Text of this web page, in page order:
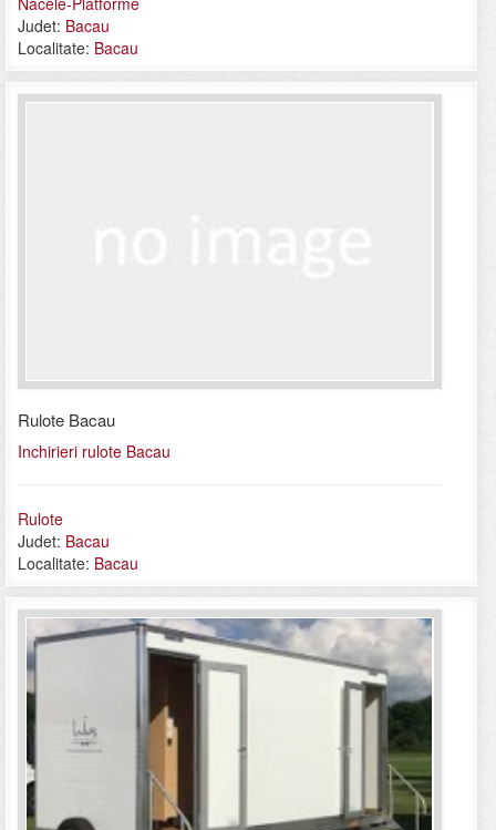
Judet: Bacau
Localitate: Bacau
Rulote Bacau
Inchirieri rulote Bacau
Rulote
Judet: Bacau
Localitate: Bacau